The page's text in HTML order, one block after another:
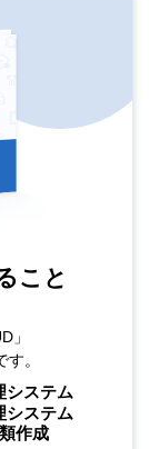
こと
」
。
システム
システム
作成